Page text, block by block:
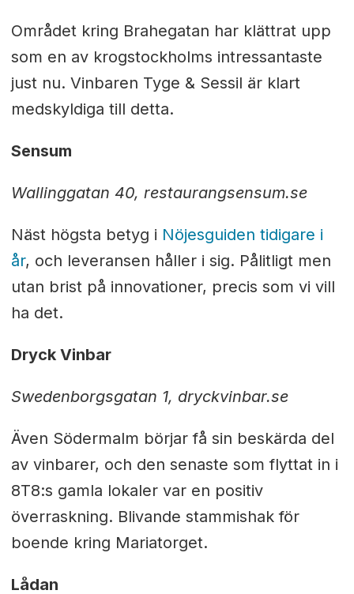
Området kring Brahegatan har klättrat upp
som en av krogstockholms intressantaste
just nu. Vinbaren Tyge & Sessil är klart
medskyldiga till detta.
Sensum
Wallinggatan 40, restaurangsensum.se
Näst högsta betyg i Nöjesguiden tidigare i
år, och leveransen håller i sig. Pålitligt men
utan brist på innovationer, precis som vi vill
ha det.
Dryck Vinbar
Swedenborgsgatan 1, dryckvinbar.se
Även Södermalm börjar få sin beskärda del
av vinbarer, och den senaste som flyttat in i
8T8:s gamla lokaler var en positiv
överraskning. Blivande stammishak för
boende kring Mariatorget.
Lådan